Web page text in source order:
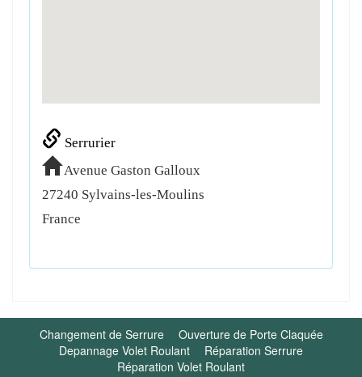
Serrurier
Avenue Gaston Galloux
27240 Sylvains-les-Moulins
France
Changement de Serrure
Ouverture de Porte Claquée
Depannage Volet Roulant
Réparation Serrure
Réparation Volet Roulant